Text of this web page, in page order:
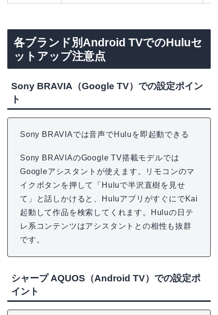
各ブランド別Android TVでのHuluセ
ットアップ注意点
Sony BRAVIA（Google TV）での設定ポイン
ト
Sony BRAVIAでは音声でHuluを即起動できる
Sony BRAVIAのGoogle TV搭載モデルでは
Googleアシスタントが使えます。リモコンのマ
イクボタンを押して「Huluで半沢直樹を見せ
て」と話しかけると、HuluアプリがすぐにでKai
起動して作品を検索してくれます。Huluの日テ
レ系コンテンツはアシスタントとの相性も抜群
です。
シャープ AQUOS（Android TV）での設定ポ
イント